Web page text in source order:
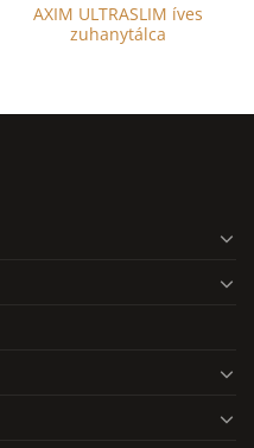
AXIM ULTRASLIM íves
zuhanytálca